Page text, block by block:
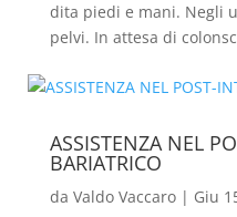
dita piedi e mani. Negli
pelvi. In attesa di
ASSISTENZA NEL
BARIATRICO
da Valdo Vaccaro| Giu